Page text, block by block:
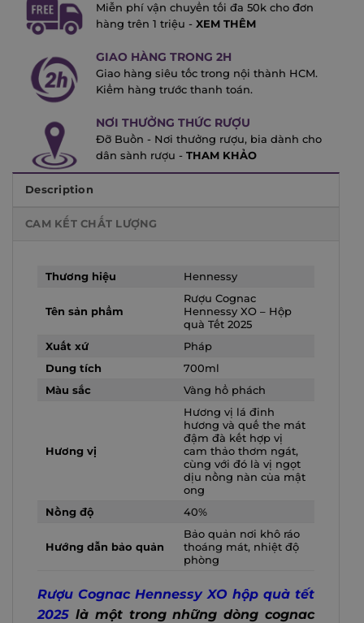
Miễn phí vận chuyển tối đa 50k cho đơn
hàng trên 1 triệu - XEM THÊM
GIAO HÀNG TRONG 2H
Giao hàng siêu tốc trong nội thành HCM.
Kiểm hàng trước thanh toán.
NƠI THƯỞNG THỨC RƯỢU
Đỡ Buồn - Nơi thưởng rượu, bia dành cho
dân sành rượu - THAM KHẢO
Description
CAM KẾT CHẤT LƯỢNG
Thương hiệu Hennessy
Tên sản phẩm
Rượu Cognac
Hennessy XO – Hộp
quà Tết 2025
Xuất xứ
Pháp
Dung tích
700ml
Màu sắc
Vàng hổ phách
Hương vị
Hương vị lá đinh
hương và quế the mát
đậm đà kết hợp vị
cam thảo thơm ngát,
cùng với đó là vị ngọt
dịu nồng nàn của mật
ong
Nồng độ
40%
Hướng dẫn bảo quản
Bảo quản nơi khô ráo
thoáng mát, nhiệt độ
phòng
Rượu Cognac Hennessy XO hộp quà tết
2025 là một trong những dòng cognac